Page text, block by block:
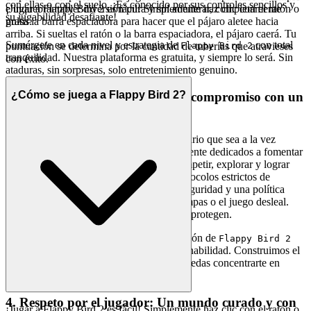
e inquebrantable: diversión pura y sin adulterar, completamente
gratis.
Sumérgete en cada nivel y estrategia de Flappy Bird 2con total
tranquilidad. Nuestra plataforma es gratuita, y siempre lo será. Sin
ataduras, sin sorpresas, solo entretenimiento genuino.
3. Juega con confianza: Nuestro compromiso con un
Tu pasión por los juegos merece un escenario que sea a la vez
seguro y equitativo. Estamos meticulosamente dedicados a fomentar
un entorno donde cada jugador pueda competir, explorar y lograr
con absoluta confianza. Esto significa protocolos estrictos de
privacidad de datos, sólidas medidas de seguridad y una política
inflexible de tolerancia cero contra las trampas o el juego desleal.
Tus logros aquí se ganan, se celebran y se protegen.
Persigue ese primer puesto en la clasificación de Flappy Bird 2
sabiendo que es una verdadera prueba de habilidad. Construimos el
patio de recreo seguro y justo, para que puedas concentrarte en
4. Respeto por el jugador: Un mundo curado y con
con ellas o con el suelo. ¡Es conocido por sus controles sencillos y
su jugabilidad desafiante!
¡Jugar a Flappy Bird 2 es fácil! Simplemente haz clic con el ratón o
pulsa la barra espaciadora para hacer que el pájaro aletee hacia
arriba. Si sueltas el ratón o la barra espaciadora, el pájaro caerá. Tu
puntuación se determina por la cantidad de tuberías que atravieses
con éxito.
¿Cómo se juega a Flappy Bird 2?